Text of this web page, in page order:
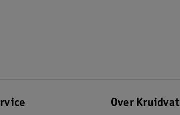
Over Kruidvat